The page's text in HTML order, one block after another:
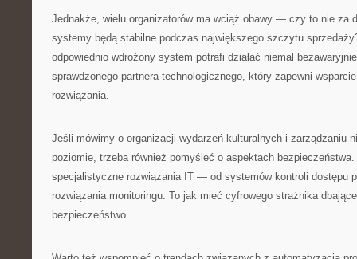
Jednakże, wielu organizatorów ma wciąż obawy — czy to nie za
systemy będą stabilne podczas największego szczytu
odpowiednio wdrożony system potrafi działać niemal
sprawdzonego partnera technologicznego, który zapewni
rozwiązania.
Jeśli mówimy o organizacji wydarzeń kulturalnych i zarządzaniu
poziomie, trzeba również pomyśleć o aspektach
specjalistyczne rozwiązania IT — od systemów kontroli dostępu
rozwiązania monitoringu. To jak mieć cyfrowego strażnika
bezpieczeństwo.